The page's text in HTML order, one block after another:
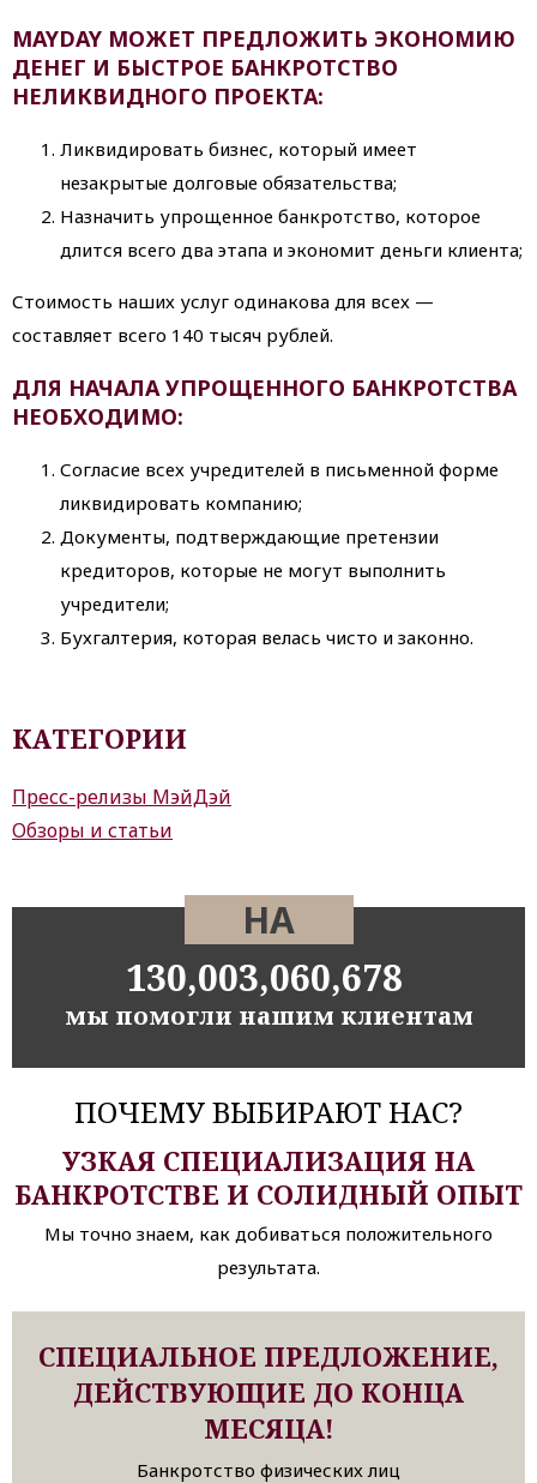
КАТЕГОРИИ
Пресс-релизы МэйДэй
Обзоры и статьи
НА
130,003,060,678
мы помогли нашим клиентам
ПОЧЕМУ ВЫБИРАЮТ НАС?
УЗКАЯ СПЕЦИАЛИЗАЦИЯ НА
БАНКРОТСТВЕ И СОЛИДНЫЙ ОПЫТ
Мы точно знаем, как добиваться положительного
результата.
СПЕЦИАЛЬНОЕ ПРЕДЛОЖЕНИЕ,
ДЕЙСТВУЮЩИЕ ДО КОНЦА
МЕСЯЦА!
Банкротство физических лиц
MAYDAY МОЖЕТ ПРЕДЛОЖИТЬ ЭКОНОМИЮ
ДЕНЕГ И БЫСТРОЕ БАНКРОТСТВО
НЕЛИКВИДНОГО ПРОЕКТА:
Ликвидировать бизнес, который имеет
незакрытые долговые обязательства;
Назначить упрощенное банкротство, которое
длится всего два этапа и экономит деньги клиента;
Стоимость наших услуг одинакова для всех —
составляет всего 140 тысяч рублей.
ДЛЯ НАЧАЛА УПРОЩЕННОГО БАНКРОТСТВА
НЕОБХОДИМО:
Согласие всех учредителей в письменной форме
ликвидировать компанию;
Документы, подтверждающие претензии
кредиторов, которые не могут выполнить
учредители;
Бухгалтерия, которая велась чисто и законно.